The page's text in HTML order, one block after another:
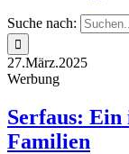
Suche nach:
27.März.2025
Werbung
Serfaus:
Familien